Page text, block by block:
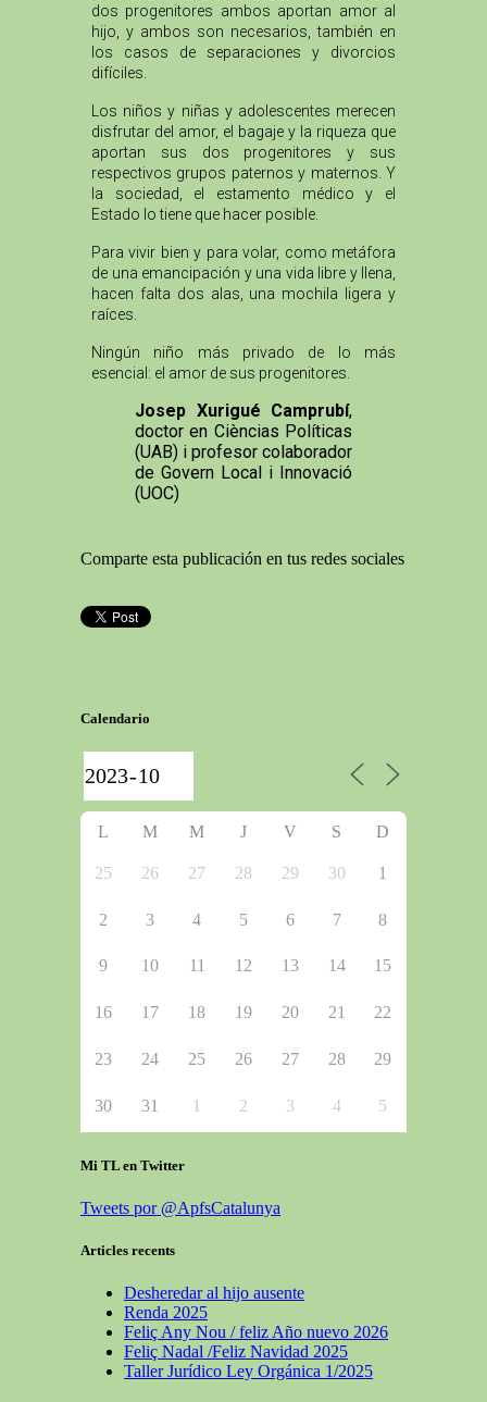
dos progenitores ambos aportan amor al
hijo, y ambos son necesarios, también en
los casos de separaciones y divorcios
difíciles.
Los niños y niñas y adolescentes merecen
disfrutar del amor, el bagaje y la riqueza que
aportan sus dos progenitores y sus
respectivos grupos paternos y maternos. Y
la sociedad, el estamento médico y el
Estado lo tiene que hacer posible.
Para vivir bien y para volar, como metáfora
de una emancipación y una vida libre y llena,
hacen falta dos alas, una mochila ligera y
raíces.
Ningún niño más privado de lo más
esencial: el amor de sus progenitores.
Josep Xurigué Camprubí,
doctor en Cièncias Políticas
(UAB) i profesor colaborador
de Govern Local i Innovació
(UOC)
Comparte esta publicación en tus redes sociales
Calendario
L M M J V S D
25 26 27 28 29 30 1
2 3 4 5 6 7 8
9 10 11 12 13 14 15
16 17 18 19 20 21 22
23 24 25 26 27 28 29
30 31 1 2 3 4 5
Mi TL en Twitter
Tweets por @ApfsCatalunya
Articles recents
Desheredar al hijo ausente
Renda 2025
Feliç Any Nou / feliz Año nuevo 2026
Feliç Nadal /Feliz Navidad 2025
Taller Jurídico Ley Orgánica 1/2025